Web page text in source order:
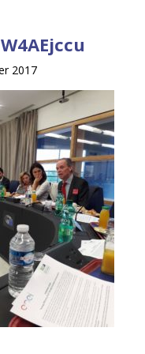
2017